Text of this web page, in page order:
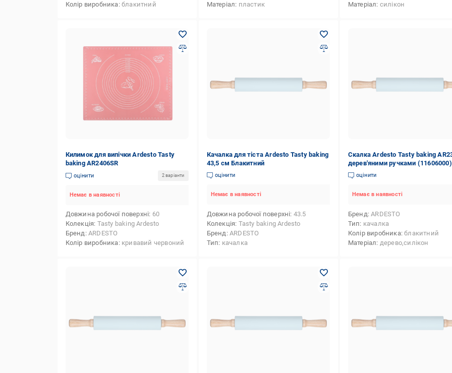
Колір виробника блакитний
Матеріал пластик
Матеріал силікон
Килимок для випічки Ardesto Tasty
baking AR2406SR
оцінити 2 варіанти
Немає в наявності
Довжина робочої поверхні 60
Колекція Tasty baking Ardesto
Бренд ARDESTO
Колір виробника кривавий червоний
Качалка для тіста Ardesto Tasty baking
43,5 см Блакитний
оцінити
Немає в наявності
Довжина робочої поверхні 43.5
Колекція Tasty baking Ardesto
Бренд ARDESTO
Тип качалка
Скалка Ardesto Tasty baking
дерев'яними ручками (11606000)
оцінити
Немає в наявності
Бренд ARDESTO
Тип качалка
Колір виробника блакитний
Матеріал дерево,силікон